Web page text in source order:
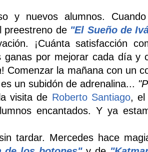
y nuevos alumnos.
preestreno de "El Sueño de
¡Cuánta satisfacción
ganas por mejorar cada día y
! Comenzar la mañana con un
un subidón de adrenalina...
visita de Roberto Santiago, el
encantados. Y ya
tardar. Mercedes hace